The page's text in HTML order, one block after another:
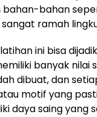
bahan
ramah
ini bisa
banyak nilai
dibuat, dan
motif yang
daya saing yang